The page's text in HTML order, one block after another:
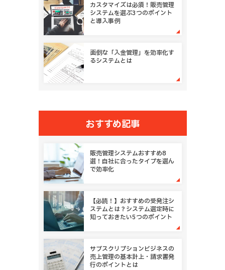
カスタマイズは必須！販売管理
システムを選ぶ3つのポイント
と導入事例
面倒な「入金管理」を効率化す
るシステムとは
おすすめ記事
販売管理システムおすすめ8
選！自社に合ったタイプを選ん
で効率化
【必読！】おすすめの受発注シ
ステムとは？システム選定時に
知っておきたい5つのポイント
サブスクリプションビジネスの
売上管理の基本計上・請求書発
行のポイントとは